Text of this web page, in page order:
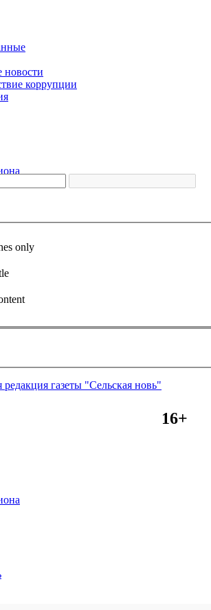
новости
коррупции
only
16+